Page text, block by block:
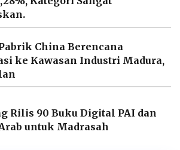
China Berencana
ke Kawasan Industri Madura,
Rilis 90 Buku Digital PAI dan
untuk Madrasah